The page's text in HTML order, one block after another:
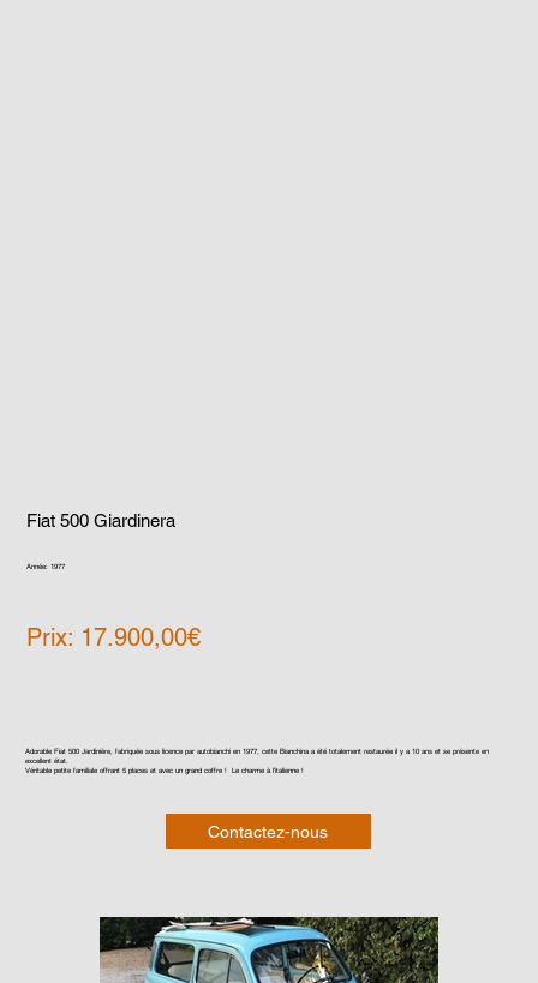
Adorable Fiat 500 Jardinière, fabriquée sous licence par autobianchi en 1977, cette Bianchina a été totalement restaurée il y a 10 ans et se présente en
excellent état.
Véritable petite familiale offrant 5 places et avec un grand coffre ! Le charme à l'italienne !
Contactez-nous
Fiat 500 Giardinera
Année: 1977
Prix: 17.900,00€